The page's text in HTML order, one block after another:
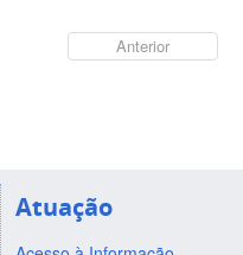
Anterior
Atuação